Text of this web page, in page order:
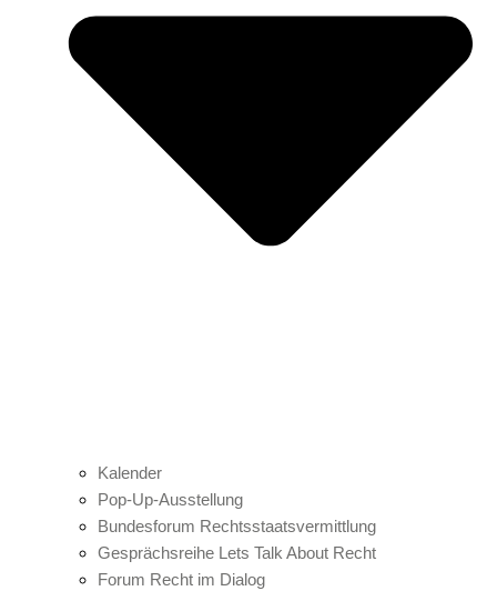
Kalender
Pop-Up-Ausstellung
Bundesforum Rechtsstaatsvermittlung
Gesprächsreihe Lets Talk About Recht
Forum Recht im Dialog